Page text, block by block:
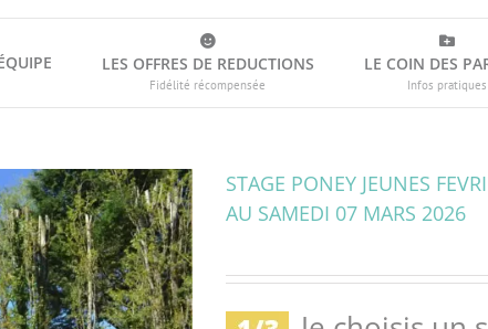
LES OFFRES DE REDUCTIONS
Fidélité récompensée
LE COIN DES
Infos pratiques
STAGE PONEY JEUNES
AU SAMEDI 07 MARS 2026